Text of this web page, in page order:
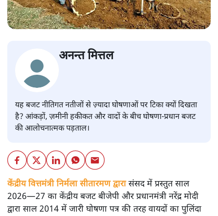
अनन्त मित्तल
यह बजट नीतिगत नतीजों से ज़्यादा घोषणाओं पर टिका क्यों दिखता
है? आंकड़ों, ज़मीनी हकीकत और वादों के बीच घोषणा-प्रधान बजट
की आलोचनात्मक पड़ताल।
केंद्रीय वित्तमंत्री निर्मला सीतारमण द्वारासंसद में प्रस्तुत साल
2026—27 का केंद्रीय बजट बीजेपी और प्रधानमंत्री नरेंद्र मोदी
द्वारा साल 2014 में जारी घोषणा पत्र की तरह वायदों का पुलिंदा